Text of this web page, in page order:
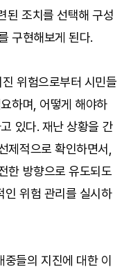
된 조치를 선택해 구성
구현해보게 된다.
위험으로부터 시민들
하며, 어떻게 해야하
있다. 재난 상황을 간
제적으로 확인하면서,
한 방향으로 유도되도
인 위험 관리를 실시하
들의 지진에 대한 이